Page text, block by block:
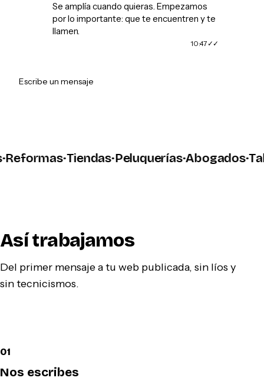
Se amplía cuando quieras. Empezamos
por lo importante: que te encuentren y te
llamen.
10:47
Escribe un mensaje
·Tiendas·Peluquerías·Abogados·
Así trabajamos
Del primer mensaje a tu web publicada, sin líos y
sin tecnicismos.
01
Nos escribes